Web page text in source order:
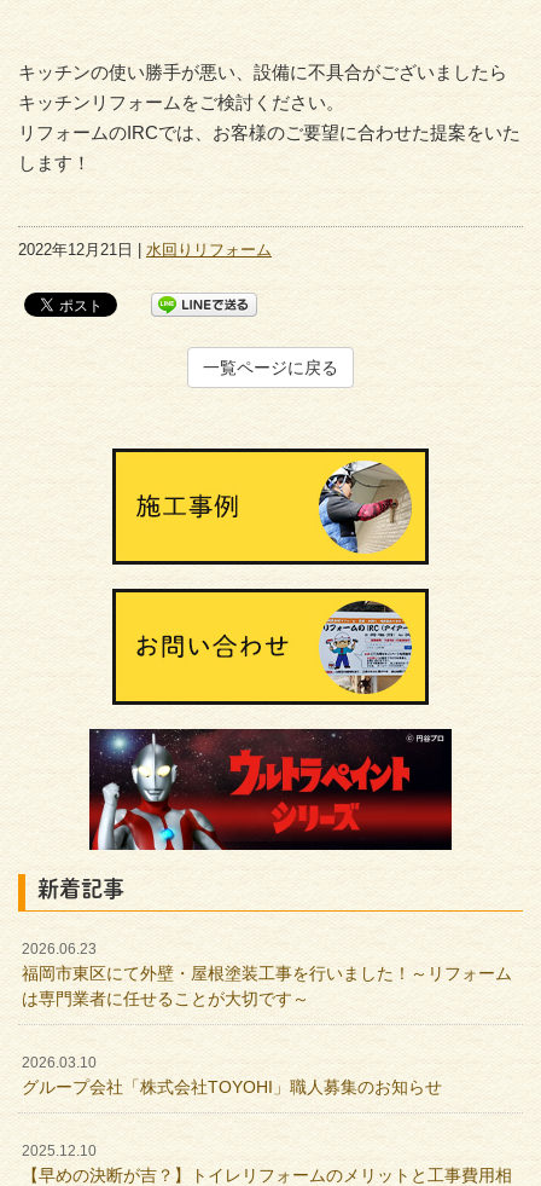
キッチンの使い勝手が悪い、設備に不具合がございましたら
キッチンリフォームをご検討ください。
リフォームのIRCでは、お客様のご要望に合わせた提案をいた
します！
2022年12月21日 | 水回りリフォーム
一覧ページに戻る
新着記事
2026.06.23
福岡市東区にて外壁・屋根塗装工事を行いました！～リフォーム
は専門業者に任せることが大切です～
2026.03.10
グループ会社「株式会社TOYOHI」職人募集のお知らせ
2025.12.10
【早めの決断が吉？】トイレリフォームのメリットと工事費用相